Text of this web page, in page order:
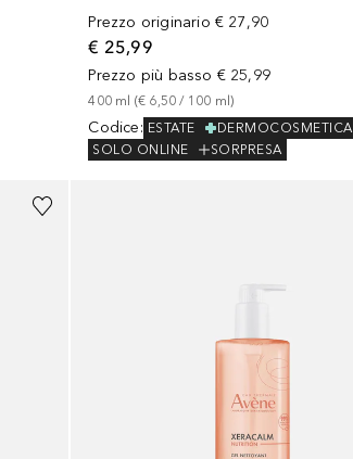
Prezzo originario € 27,90
€ 25,99
Prezzo più basso € 25,99
400 ml (€ 6,50 / 100 ml)
Codice: ESTATE
DERMOCOSMETICA
SOLO ONLINE
SORPRESA